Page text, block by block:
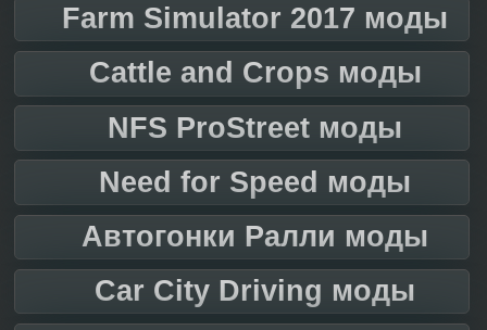
Farm Simulator 2017 моды
Cattle and Crops моды
NFS ProStreet моды
Need for Speed моды
Автогонки Ралли моды
Car City Driving моды